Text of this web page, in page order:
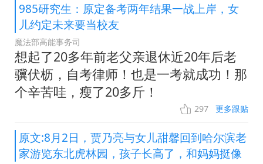
985研究生：原定备考两年结果一战上岸，女
儿约定未来要当校友
魔法部高能事务司
想起了20多年前老父亲退休近20年后老
骥伏枥，自考律师！也是一考就成功！那
个辛苦哇，瘦了20多斤！
297 更多跟贴
原文:8月2日，贾乃亮与女儿甜馨回到哈尔滨老
家游览东北虎林园，孩子长高了，和妈妈挺像